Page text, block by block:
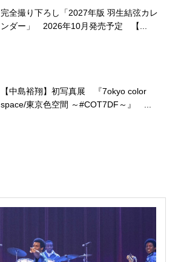
完全撮り下ろし「2027年版 羽生結弦カレ
ンダー」 2026年10月発売予定 【...
【中島裕翔】初写真展 『7okyo color
space/東京色空間 ～#COT7DF～』 ...